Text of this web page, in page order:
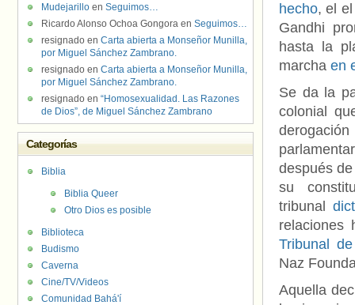
hecho, el
Gandhi
hasta la
marcha en
Se da la
colonial
después
su
tribunal
relaciones
Tribunal
Naz
Aquella
Mudejarillo en Seguimos…
Ricardo Alonso Ochoa Gongora en Seguimos…
resignado en Carta abierta a Monseñor Munilla,
por Miguel Sánchez Zambrano.
resignado en Carta abierta a Monseñor Munilla,
por Miguel Sánchez Zambrano.
resignado en “Homosexualidad. Las Razones
de Dios”, de Miguel Sánchez Zambrano
Categorías
Biblia
Biblia Queer
Otro Dios es posible
Biblioteca
Budismo
Caverna
Cine/TV/Videos
Comunidad Bahá'í